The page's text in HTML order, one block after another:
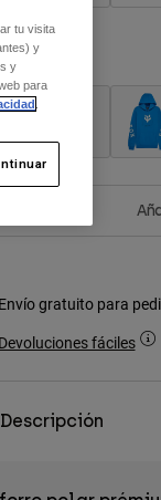
Envío gratuito para
Devoluciones fáciles
Descripción
tu visita
y
y
para
.